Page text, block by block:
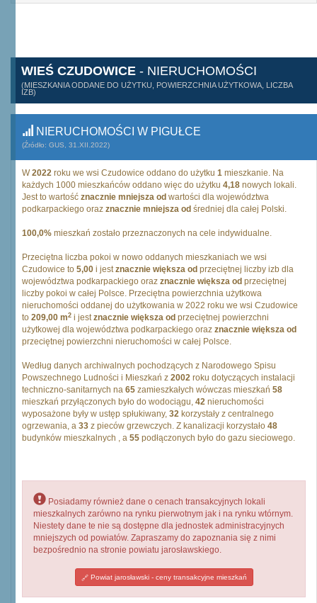
WIEŚ CZUDOWICE - NIERUCHOMOŚCI
(MIESZKANIA ODDANE DO UŻYTKU, POWIERZCHNIA UŻYTKOWA, LICZBA
IZB)
NIERUCHOMOŚCI W PIGUŁCE
(Źródło: GUS, 31.XII.2022)
W2022 roku we wsi Czudowice oddano do użytku 1 mieszkanie. Na
każdych 1000 mieszkańców oddano więc do użytku 4,18 nowych lokali.
Jest to wartość znacznie mniejsza od wartości dla województwa
podkarpackiego oraz znacznie mniejsza od średniej dla całej Polski.
100,0% mieszkań zostało przeznaczonych na cele indywidualne.
Przeciętna liczba pokoi w nowo oddanych mieszkaniach we wsi
Czudowice to 5,00 i jestznacznie większa od przeciętnej liczby izb dla
województwa podkarpackiego oraz znacznie większa od przeciętnej
liczby pokoi w całej Polsce. Przeciętna powierzchnia użytkowa
nieruchomości oddanej do użytkowania w 2022 roku we wsi Czudowice
to 209,00 m2 i jestznacznie większa od przeciętnej powierzchni
użytkowej dla województwa podkarpackiego oraz znacznie większa od
przeciętnej powierzchni nieruchomości w całej Polsce.
Według danych archiwalnych pochodzących z Narodowego Spisu
Powszechnego Ludności i Mieszkań z 2002 roku dotyczących instalacji
techniczno-sanitarnych na 65 zamieszkałych wówczas mieszkań 58
mieszkań przyłączonych było do wodociągu, 42 nieruchomości
wyposażone były w ustęp spłukiwany, 32 korzystały z centralnego
ogrzewania, a 33 z pieców grzewczych. Z kanalizacji korzystało 48
budynków mieszkalnych , a 55 podłączonych było do gazu sieciowego.
Posiadamy również dane o cenach transakcyjnych lokali
mieszkalnych zarówno na rynku pierwotnym jak i na rynku wtórnym.
Niestety dane te nie są dostępne dla jednostek administracyjnych
mniejszych od powiatów. Zapraszamy do zapoznania się z nimi
bezpośrednio na stronie powiatu jarosławskiego.
Powiat jarosławski - ceny transakcyjne mieszkań